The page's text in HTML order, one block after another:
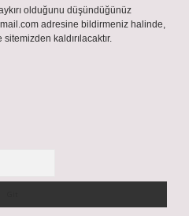
olduğunu düşündüğünüz
adresine bildirmeniz halinde,
kaldırılacaktır.